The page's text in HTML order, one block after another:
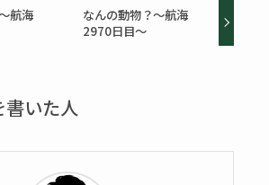
航海
なんの動物？～航海
2970日目～
書いた人